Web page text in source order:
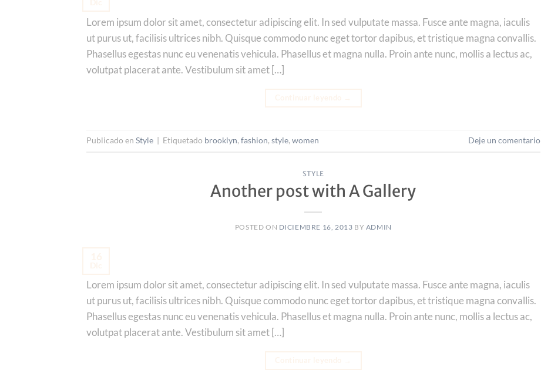
Lorem ipsum dolor sit amet, consectetur adipiscing elit. In sed vulputate massa. Fusce ante magna, iaculis
ut purus ut, facilisis ultrices nibh. Quisque commodo nunc eget tortor dapibus, et tristique magna convallis.
Phasellus egestas nunc eu venenatis vehicula. Phasellus et magna nulla. Proin ante nunc, mollis a lectus ac,
volutpat placerat ante. Vestibulum sit amet […]
Publicado en Style | Etiquetado brooklyn, fashion, style, women Deje un comentario
STYLE
Another post with A Gallery
POSTED ON DICIEMBRE 16, 2013 BY ADMIN
Lorem ipsum dolor sit amet, consectetur adipiscing elit. In sed vulputate massa. Fusce ante magna, iaculis
ut purus ut, facilisis ultrices nibh. Quisque commodo nunc eget tortor dapibus, et tristique magna convallis.
Phasellus egestas nunc eu venenatis vehicula. Phasellus et magna nulla. Proin ante nunc, mollis a lectus ac,
volutpat placerat ante. Vestibulum sit amet […]